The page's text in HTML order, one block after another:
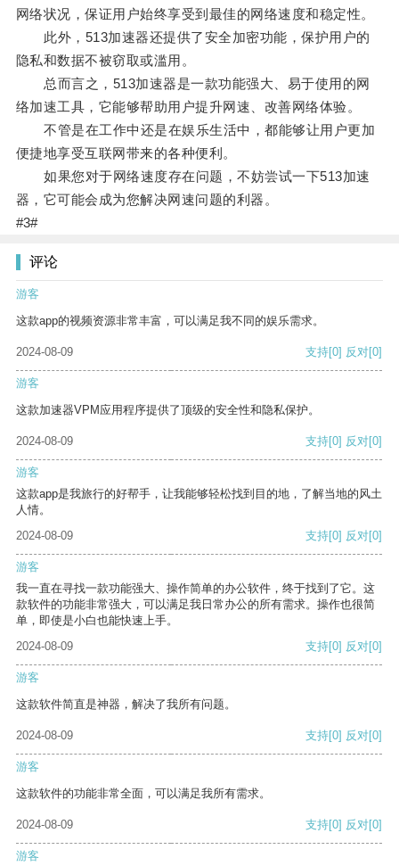
网络状况，保证用户始终享受到最佳的网络速度和稳定性。
此外，513加速器还提供了安全加密功能，保护用户的
隐私和数据不被窃取或滥用。
总而言之，513加速器是一款功能强大、易于使用的网
络加速工具，它能够帮助用户提升网速、改善网络体验。
不管是在工作中还是在娱乐生活中，都能够让用户更加
便捷地享受互联网带来的各种便利。
如果您对于网络速度存在问题，不妨尝试一下513加速
器，它可能会成为您解决网速问题的利器。
#3#
评论
游客
这款app的视频资源非常丰富，可以满足我不同的娱乐需求。
2024-08-09 支持[0] 反对[0]
游客
这款加速器VPM应用程序提供了顶级的安全性和隐私保护。
2024-08-09 支持[0] 反对[0]
游客
这款app是我旅行的好帮手，让我能够轻松找到目的地，了解当地的风土
人情。
2024-08-09
支持[0] 反对[0]
游客
我一直在寻找一款功能强大、操作简单的办公软件，终于找到了它。这
款软件的功能非常强大，可以满足我日常办公的所有需求。操作也很简
单，即使是小白也能快速上手。
2024-08-09
支持[0] 反对[0]
游客
这款软件简直是神器，解决了我所有问题。
2024-08-09 支持[0] 反对[0]
游客
这款软件的功能非常全面，可以满足我所有需求。
2024-08-09 支持[0] 反对[0]
游客